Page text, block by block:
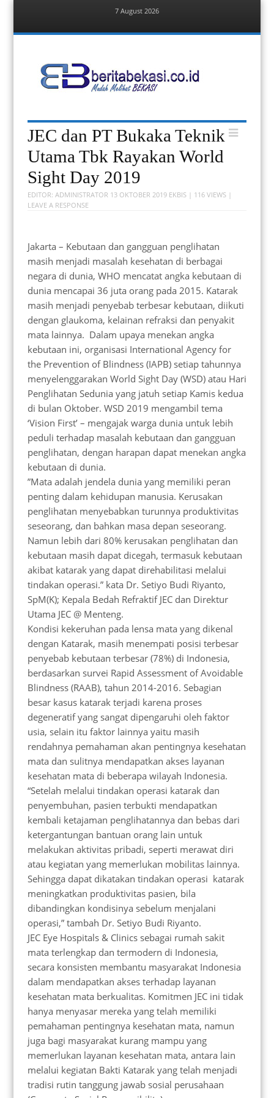
7 August 2026
Menu
to
Berita Bekasi
Menu
Skip
to
content
JEC dan PT Bukaka Teknik
Utama Tbk Rayakan World
Sight Day 2019
EDITOR: ADMINISTRATOR 13 OKTOBER 2019 EKBIS| 116 VIEWS |
LEAVE A RESPONSE
Jakarta – Kebutaan dan gangguan penglihatan
masih menjadi masalah kesehatan di berbagai
negara di dunia, WHO mencatat angka kebutaan di
dunia mencapai 36 juta orang pada 2015. Katarak
masih menjadi penyebab terbesar kebutaan, diikuti
dengan glaukoma, kelainan refraksi dan penyakit
mata lainnya. Dalam upaya menekan angka
kebutaan ini, organisasi International Agency for
the Prevention of Blindness (IAPB) setiap tahunnya
menyelenggarakan World Sight Day (WSD) atau Hari
Penglihatan Sedunia yang jatuh setiap Kamis kedua
di bulan Oktober. WSD 2019 mengambil tema
‘Vision First’ – mengajak warga dunia untuk lebih
peduli terhadap masalah kebutaan dan gangguan
penglihatan, dengan harapan dapat menekan angka
kebutaan di dunia.
”Mata adalah jendela dunia yang memiliki peran
penting dalam kehidupan manusia. Kerusakan
penglihatan menyebabkan turunnya produktivitas
seseorang, dan bahkan masa depan seseorang.
Namun lebih dari 80% kerusakan penglihatan dan
kebutaan masih dapat dicegah, termasuk kebutaan
akibat katarak yang dapat direhabilitasi melalui
tindakan operasi.” kata Dr. Setiyo Budi Riyanto,
SpM(K); Kepala Bedah Refraktif JEC dan Direktur
Utama JEC @ Menteng.
Kondisi kekeruhan pada lensa mata yang dikenal
dengan Katarak, masih menempati posisi terbesar
penyebab kebutaan terbesar (78%) di Indonesia,
berdasarkan survei Rapid Assessment of Avoidable
Blindness (RAAB), tahun 2014-2016. Sebagian
besar kasus katarak terjadi karena proses
degeneratif yang sangat dipengaruhi oleh faktor
usia, selain itu faktor lainnya yaitu masih
rendahnya pemahaman akan pentingnya kesehatan
mata dan sulitnya mendapatkan akses layanan
kesehatan mata di beberapa wilayah Indonesia.
“Setelah melalui tindakan operasi katarak dan
penyembuhan, pasien terbukti mendapatkan
kembali ketajaman penglihatannya dan bebas dari
ketergantungan bantuan orang lain untuk
melakukan aktivitas pribadi, seperti merawat diri
atau kegiatan yang memerlukan mobilitas lainnya.
Sehingga dapat dikatakan tindakan operasi katarak
meningkatkan produktivitas pasien, bila
dibandingkan kondisinya sebelum menjalani
operasi,” tambah Dr. Setiyo Budi Riyanto.
JEC Eye Hospitals & Clinics sebagai rumah sakit
mata terlengkap dan termodern di Indonesia,
secara konsisten membantu masyarakat Indonesia
dalam mendapatkan akses terhadap layanan
kesehatan mata berkualitas. Komitmen JEC ini tidak
hanya menyasar mereka yang telah memiliki
pemahaman pentingnya kesehatan mata, namun
juga bagi masyarakat kurang mampu yang
memerlukan layanan kesehatan mata, antara lain
melalui kegiatan Bakti Katarak yang telah menjadi
tradisi rutin tanggung jawab sosial perusahaan